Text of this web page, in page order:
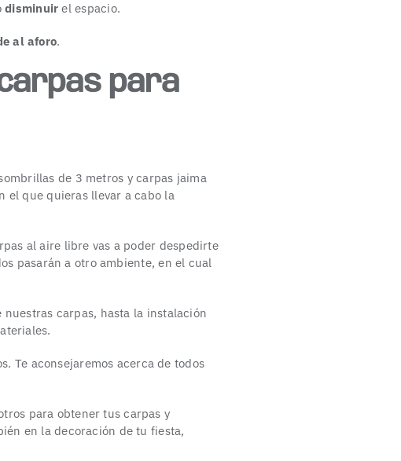
disminuir el espacio.
al aforo.
para
de 3 metros y carpas jaima
el que quieras llevar a cabo la
al aire libre vas a poder despedirte
pasarán a otro ambiente, en el cual
carpas, hasta la instalación
Te aconsejaremos acerca de todos
para obtener tus carpas y
en la decoración de tu fiesta,